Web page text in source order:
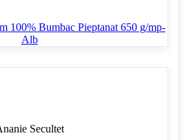
100% Bumbac Pieptanat 650 g/mp-
Alb
Secultet